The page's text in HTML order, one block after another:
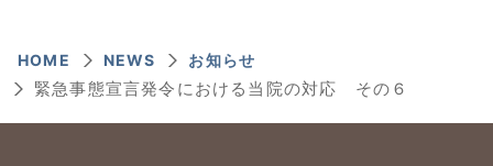
HOME NEWS お知らせ
緊急事態宣言発令における当院の対応 その６